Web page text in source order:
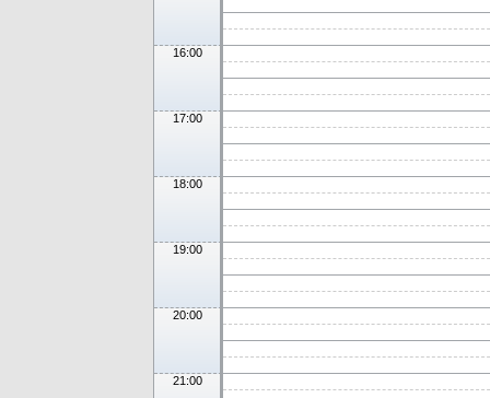
16:00
17:00
18:00
19:00
20:00
21:00